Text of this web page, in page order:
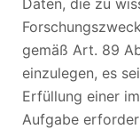
Daten, die zu
gemäß Art. 89
einzulegen, es
Erfüllung einer
Aufgabe